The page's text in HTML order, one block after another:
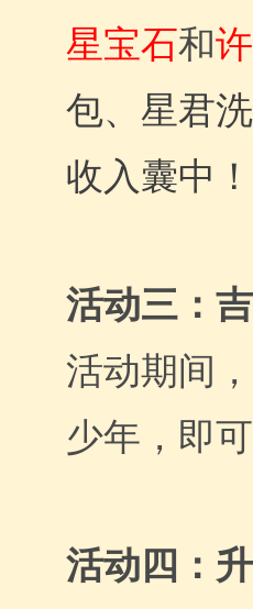
星宝石和
包、星君
收入囊中！
活动三：
活动期间
少年，即
活动四：